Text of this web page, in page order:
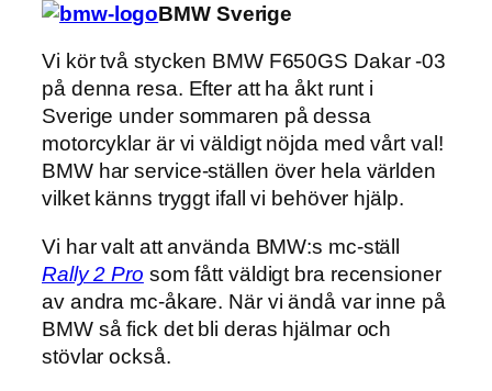
BMW Sverige
Vi kör två stycken BMW F650GS Dakar -03
på denna resa. Efter att ha åkt runt i
Sverige under sommaren på dessa
motorcyklar är vi väldigt nöjda med vårt val!
BMW har service-ställen över hela världen
vilket känns tryggt ifall vi behöver hjälp.
Vi har valt att använda BMW:s mc-ställ
Rally 2 Pro som fått väldigt bra recensioner
av andra mc-åkare. När vi ändå var inne på
BMW så fick det bli deras hjälmar och
stövlar också.